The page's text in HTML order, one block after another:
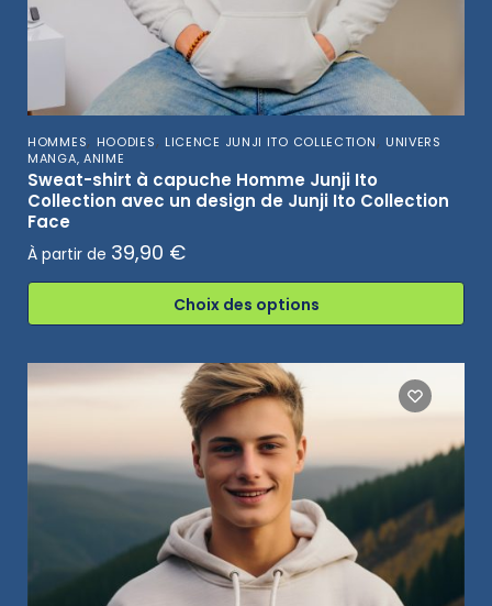
HOMMES, HOODIES, LICENCE JUNJI ITO COLLECTION, UNIVERS
MANGA, ANIME
Sweat-shirt à capuche Homme Junji Ito
Collection avec un design de Junji Ito Collection
Face
À partir de 39,90 €
Choix des options